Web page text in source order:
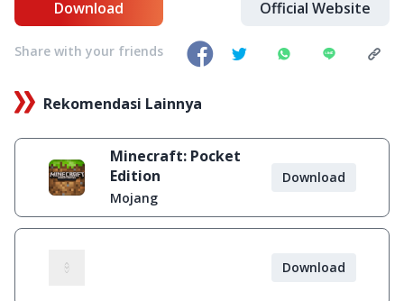
Download Official Website
Share with your friends
Rekomendasi Lainnya
Minecraft: Pocket
Edition
Mojang
Download
Download